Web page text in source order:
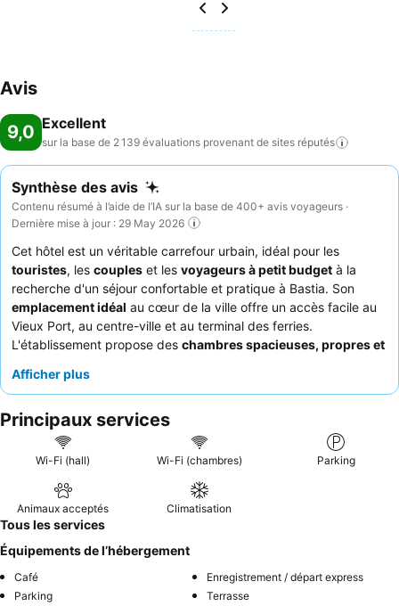
Avis
9,0 Excellent
sur la base de 2 139 évaluations provenant de sites réputés
Synthèse des avis
Contenu résumé à l’aide de l’IA sur la base de 400+ avis voyageurs ·
Dernière mise à jour : 29 May 2026
Cet hôtel est un véritable carrefour urbain, idéal pour les
touristes, les couples et les voyageurs à petit budget à la
recherche d'un séjour confortable et pratique à Bastia. Son
emplacement idéal au cœur de la ville offre un accès facile au
Vieux Port, au centre-ville et au terminal des ferries.
L'établissement propose des chambres spacieuses, propres et
garantissant un séjour relaxant après une journée de
chaleureux et serviable, y compris le propriétaire, et apprécient
un bon petit-déjeuner copieux souvent servi sur une agréable
terrasse. Pour une expérience plus calme, les clients devraient
Afficher plus
Principaux services
Wi-Fi (hall) Wi-Fi (chambres) Parking
Animaux acceptés Climatisation
Tous les services
Équipements de l’hébergement
Café
Enregistrement / départ express
Parking
Terrasse